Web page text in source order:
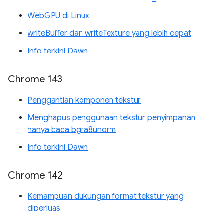
WebGPU di Linux
writeBuffer dan writeTexture yang lebih cepat
Info terkini Dawn
Chrome 143
Penggantian komponen tekstur
Menghapus penggunaan tekstur penyimpanan
hanya baca bgra8unorm
Info terkini Dawn
Chrome 142
Kemampuan dukungan format tekstur yang
diperluas